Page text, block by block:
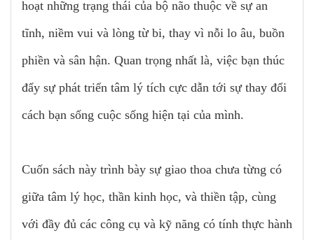
hoạt những trạng thái của bộ não thuộc về sự an
tĩnh, niềm vui và lòng từ bi, thay vì nỗi lo âu, buồn
phiền và sân hận. Quan trọng nhất là, việc bạn thúc
đẩy sự phát triển tâm lý tích cực dẫn tới sự thay đổi
cách bạn sống cuộc sống hiện tại của mình.
Cuốn sách này trình bày sự giao thoa chưa từng có
giữa tâm lý học, thần kinh học, và thiền tập, cùng
với đầy đủ các công cụ và kỹ năng có tính thực hành